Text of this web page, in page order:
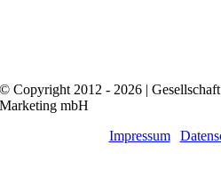
© Copyright 2012 - 2026 |
Marketing mbH
Impressum